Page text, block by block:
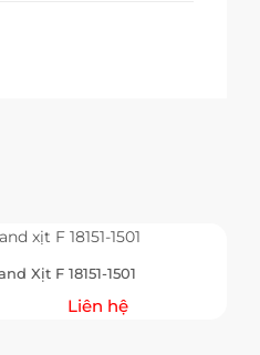
Xịt F 18151-1501
Liên hệ